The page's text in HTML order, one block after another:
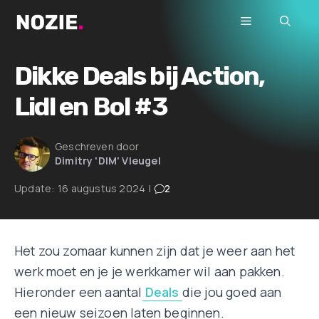
naar
inhoud
Menu
Dikke Deals bij Action,
Lidl en Bol #3
Geschreven door
Dimitry 'DIM' Vleugel
Update: 16 augustus 2024 | 2
Het zou zomaar kunnen zijn dat je weer aan het
werk moet en je je werkkamer wil aan pakken.
Hieronder een aantal Deals die jou goed aan
een nieuw seizoen laten beginnen.